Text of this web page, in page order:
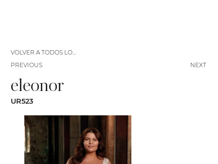
eleonor
UR523
NEXT
VOLVER A TODOS LOS VESTIDOS
PREVIOUS